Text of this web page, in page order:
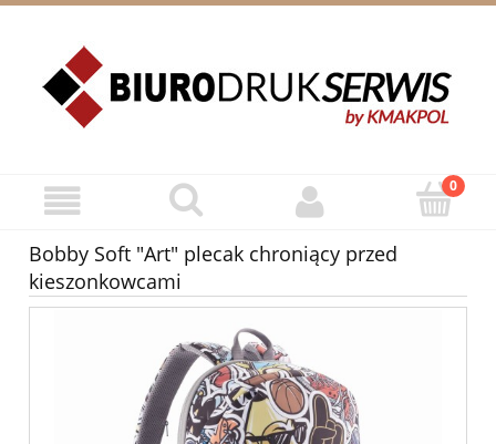
Bobby Soft "Art" plecak chroniący przed
kieszonkowcami